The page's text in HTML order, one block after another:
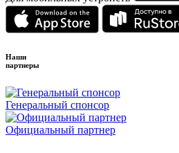
Наши
партнеры
Генеральный спонсор
Официальный партнер